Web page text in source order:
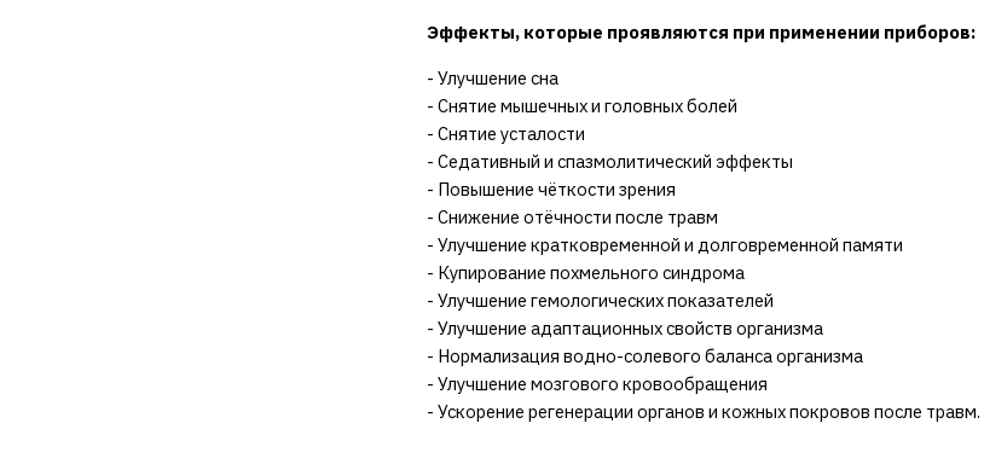
Эффекты, которые проявляются при применении приборов:
- Улучшение сна
- Снятие мышечных и головных болей
- Снятие усталости
- Седативный и спазмолитический эффекты
- Повышение чёткости зрения
- Снижение отёчности после травм
- Улучшение кратковременной и долговременной памяти
- Купирование похмельного синдрома
- Улучшение гемологических показателей
- Улучшение адаптационных свойств организма
- Нормализация водно-солевого баланса организма
- Улучшение мозгового кровообращения
- Ускорение регенерации органов и кожных покровов после травм.